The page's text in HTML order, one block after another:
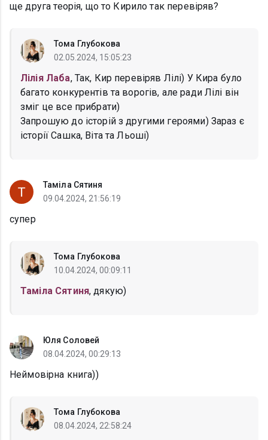
ще друга теорія, що то Кирило так перевіряв?
Тома Глубокова
02.05.2024, 15:05:23
Лілія Лаба, Так, Кир перевіряв Лілі) У Кира було
багато конкурентів та ворогів, але ради Лілі він
зміг це все прибрати)
Запрошую до історій з другими героями) Зараз є
історії Сашка, Віта та Льоші)
Таміла Сятиня
09.04.2024, 21:56:19
супер
Тома Глубокова
10.04.2024, 00:09:11
Таміла Сятиня, дякую)
Юля Соловей
08.04.2024, 00:29:13
Неймовірна книга))
Тома Глубокова
08.04.2024, 22:58:24